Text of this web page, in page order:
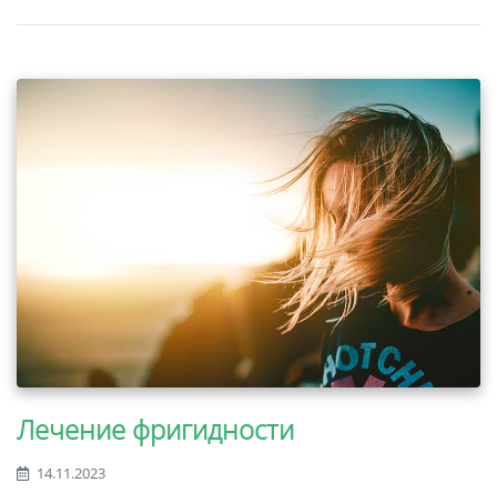
Лечение фригидности
14.11.2023